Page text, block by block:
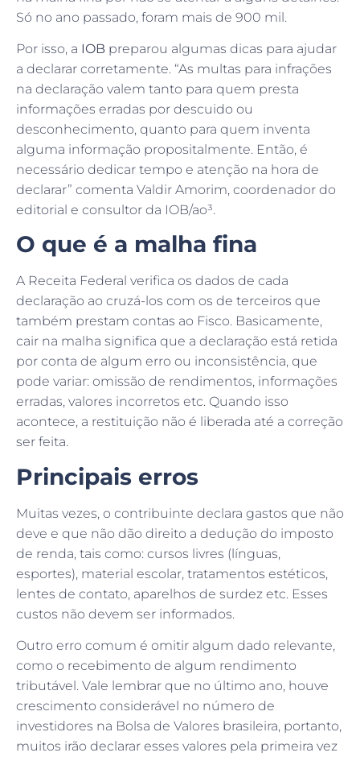
Só no ano passado, foram mais de 900 mil.
Por isso, a IOB preparou algumas dicas para ajudar
a declarar corretamente. “As multas para infrações
na declaração valem tanto para quem presta
informações erradas por descuido ou
desconhecimento, quanto para quem inventa
alguma informação propositalmente. Então, é
necessário dedicar tempo e atenção na hora de
declarar” comenta Valdir Amorim, coordenador do
editorial e consultor da IOB/ao³.
O que é a malha fina
A Receita Federal verifica os dados de cada
declaração ao cruzá-los com os de terceiros que
também prestam contas ao Fisco. Basicamente,
cair na malha significa que a declaração está retida
por conta de algum erro ou inconsistência, que
pode variar: omissão de rendimentos, informações
erradas, valores incorretos etc. Quando isso
acontece, a restituição não é liberada até a correção
ser feita.
Principais erros
Muitas vezes, o contribuinte declara gastos que não
deve e que não dão direito a dedução do imposto
de renda, tais como: cursos livres (línguas,
esportes), material escolar, tratamentos estéticos,
lentes de contato, aparelhos de surdez etc. Esses
custos não devem ser informados.
Outro erro comum é omitir algum dado relevante,
como o recebimento de algum rendimento
tributável. Vale lembrar que no último ano, houve
crescimento considerável no número de
investidores na Bolsa de Valores brasileira, portanto,
muitos irão declarar esses valores pela primeira vez